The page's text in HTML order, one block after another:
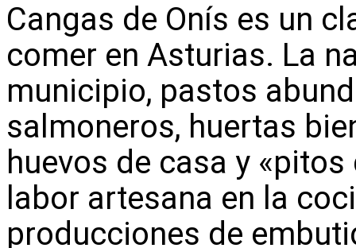
Cangas de Onís es un
comer en Asturias. La
municipio, pastos
salmoneros, huertas
huevos de casa y
labor artesana en la
producciones de